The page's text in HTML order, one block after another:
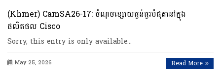
(Khmer) CamSA26-17: ចំណុចខ្សោយធ្ងន់ធ្ងរបំផុតនៅក្នុង
ផលិតផល Cisco
Sorry, this entry is only available…
May 25, 2026 Read More